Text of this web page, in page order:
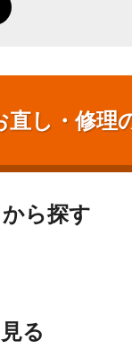
直し・修理
ら探す
る